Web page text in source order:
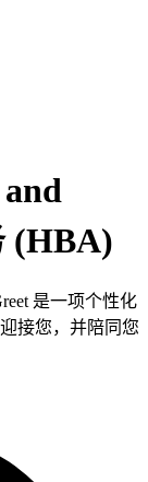
(HBA)
是一项个性化
接您，并陪同您